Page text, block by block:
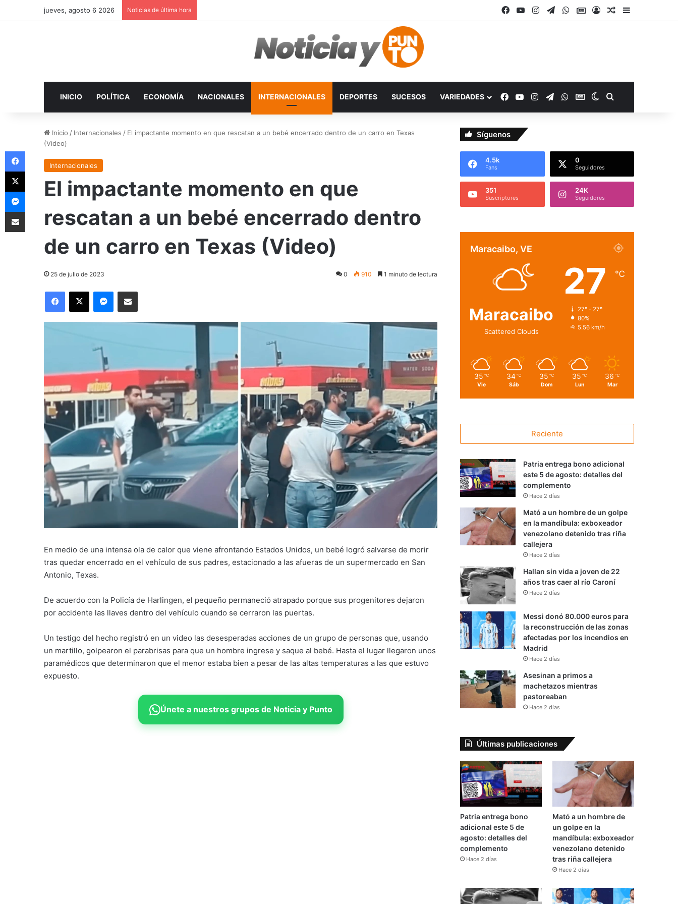
jueves, agosto 6 2026 Noticias de última hora Facebook
YouTubeInstagram
TelegramWhatsApp
Google Noticias
AccesoPublicación al
Barra lateral
INICIO POLÍTICA ECONOMÍA NACIONALES INTERNACIONALES DEPORTES SUCESOS VARIEDADES Facebook
YouTubeInstagram
Telegram
WhatsApp
Google Noticias
Switch skin
Inicio / Internacionales / El impactante momento en que rescatan a un bebé encerrado dentro de un carro en Texas
(Video)
Internacionales
El impactante momento en que
rescatan a un bebé encerrado dentro
de un carro en Texas (Video)
25 de julio de 2023 0 910 1 minuto de lectura
Facebook
X MessengerCompartir por correo electrónico
En medio de una intensa ola de calor que viene afrontando Estados Unidos, un bebé logró salvarse de morir
tras quedar encerrado en el vehículo de sus padres, estacionado a las afueras de un supermercado en San
Antonio, Texas.
De acuerdo con la Policía de Harlingen, el pequeño permaneció atrapado porque sus progenitores dejaron
por accidente las llaves dentro del vehículo cuando se cerraron las puertas.
Un testigo del hecho registró en un video las desesperadas acciones de un grupo de personas que, usando
un martillo, golpearon el parabrisas para que un hombre ingrese y saque al bebé. Hasta el lugar llegaron unos
paramédicos que determinaron que el menor estaba bien a pesar de las altas temperaturas a las que estuvo
expuesto.
Únete a nuestros grupos de Noticia y Punto
Síguenos
4.5k
Fans
0
Seguidores
351
Suscriptores
24K
Seguidores
Maracaibo, VE
Maracaibo
Scattered Clouds
27 ℃
27º - 27º
80%
5.56 km/h
35 ℃
Vie
34 ℃
Sáb
35 ℃
Dom
35 ℃
Lun
36 ℃
Mar
Reciente
Patria entrega bono adicional
este 5 de agosto: detalles del
complemento
Hace 2 días
Mató a un hombre de un golpe
en la mandíbula: exboxeador
venezolano detenido tras riña
callejera
Hace 2 días
Hallan sin vida a joven de 22
años tras caer al río Caroní
Hace 2 días
Messi donó 80.000 euros para
la reconstrucción de las zonas
afectadas por los incendios en
Madrid
Hace 2 días
Asesinan a primos a
machetazos mientras
pastoreaban
Hace 2 días
Últimas publicaciones
Patria entrega bono
adicional este 5 de
agosto: detalles del
complemento
Hace 2 días
Mató a un hombre de
un golpe en la
mandíbula: exboxeador
venezolano detenido
tras riña callejera
Hace 2 días
Facebook
X
Messenger
Compartir por correo electrónico